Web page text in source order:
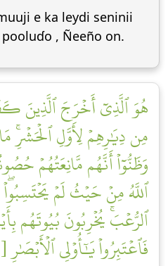
e ka leydi seninii
, Ñeeño on.
هُوَ ٱلَّذِيٓ أَخۡرَجَ ٱلَّذِينَ
مِن دِيَٰرِهِمۡ لِأَوَّلِ ٱلۡحَشۡرِۚ
وَظَنُّوٓاْ أَنَّهُم مَّانِعَتُهُمۡ
ٱللَّهُ مِنۡ حَيۡثُ لَمۡ
ٱلرُّعۡبَۚ يُخۡرِبُونَ بُيُوتَهُم
فَٱعۡتَبِرُواْ يَٰٓأُوْلِي ٱلۡأَبۡصَٰرِ [٢]